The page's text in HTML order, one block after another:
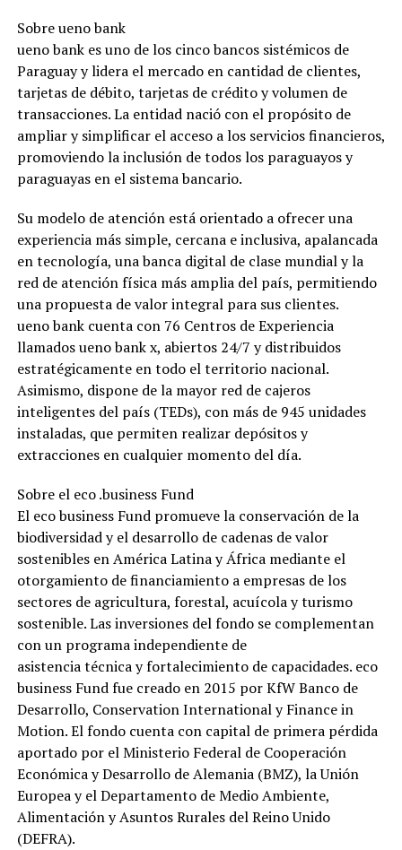
Sobre ueno bank
ueno bank es uno de los cinco bancos sistémicos de
Paraguay y lidera el mercado en cantidad de clientes,
tarjetas de débito, tarjetas de crédito y volumen de
transacciones. La entidad nació con el propósito de
ampliar y simplificar el acceso a los servicios financieros,
promoviendo la inclusión de todos los paraguayos y
paraguayas en el sistema bancario.
Su modelo de atención está orientado a ofrecer una
experiencia más simple, cercana e inclusiva, apalancada
en tecnología, una banca digital de clase mundial y la
red de atención física más amplia del país, permitiendo
una propuesta de valor integral para sus clientes.
ueno bank cuenta con 76 Centros de Experiencia
llamados ueno bank x, abiertos 24/7 y distribuidos
estratégicamente en todo el territorio nacional.
Asimismo, dispone de la mayor red de cajeros
inteligentes del país (TEDs), con más de 945 unidades
instaladas, que permiten realizar depósitos y
extracciones en cualquier momento del día.
Sobre el eco .business Fund
El eco business Fund promueve la conservación de la
biodiversidad y el desarrollo de cadenas de valor
sostenibles en América Latina y África mediante el
otorgamiento de financiamiento a empresas de los
sectores de agricultura, forestal, acuícola y turismo
sostenible. Las inversiones del fondo se complementan
con un programa independiente de
asistencia técnica y fortalecimiento de capacidades. eco
business Fund fue creado en 2015 por KfW Banco de
Desarrollo, Conservation International y Finance in
Motion. El fondo cuenta con capital de primera pérdida
aportado por el Ministerio Federal de Cooperación
Económica y Desarrollo de Alemania (BMZ), la Unión
Europea y el Departamento de Medio Ambiente,
Alimentación y Asuntos Rurales del Reino Unido
(DEFRA).